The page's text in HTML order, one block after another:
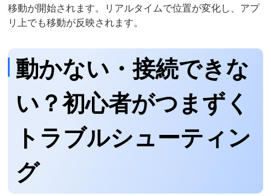
移動が開始されます。リアルタイムで位置が変化し、アプ
リ上でも移動が反映されます。
動かない・接続できな
い？初心者がつまずく
トラブルシューティン
グ